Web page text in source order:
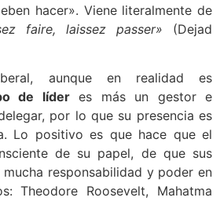
hacer». Viene literalmente de
faire, laissez passer» (Dejad
aunque en realidad es
de líderes más un gestor e
por lo que su presencia es
Lo positivo es que hace que el
de su papel, de que sus
responsabilidad y poder en
Theodore Roosevelt, Mahatma